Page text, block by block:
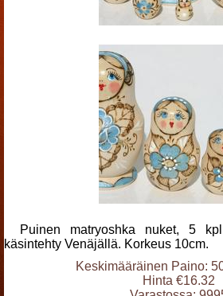
Puinen matryoshka nuket, 5
käsintehty Venäjällä. Korkeus 10cm.
Keskimääräinen Paino:
Hinta €16.32